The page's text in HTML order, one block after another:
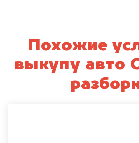
Похожие
выкупу авто